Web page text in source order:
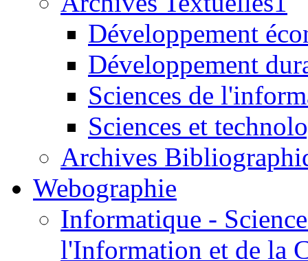
Développement
Développement
Sciences de
Sciences et
Archives
Webographie
Informatique -
l'Information et de la